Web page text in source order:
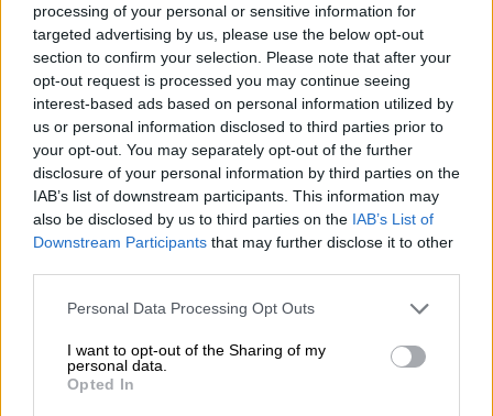
processing of your personal or sensitive information for
targeted advertising by us, please use the below opt-out
section to confirm your selection. Please note that after your
opt-out request is processed you may continue seeing
interest-based ads based on personal information utilized by
us or personal information disclosed to third parties prior to
your opt-out. You may separately opt-out of the further
disclosure of your personal information by third parties on the
IAB’s list of downstream participants. This information may
also be disclosed by us to third parties on the IAB’s List of
Downstream Participants that may further disclose it to other
Please note that this website/app uses one or more Google
not limited to your visit or usage behaviour. You may click to
grant or deny consent to Google and its third-party tags to
use your data for below specified purposes in below Google
Personal Data Processing Opt Outs
I want to opt-out of the Sharing of my
personal data.
Opted In
i_fonissa_2.jpg
Ο θεατρολόγος, ιδρυτής και «ψυχή» της
«Τέχνης», Νικηφόρος Παπανδρέου, μαζί και ο
σκηνοθέτης, Πάνος Δεληνικόπουλος,
εξηγούν πως δεν πρόκειται για μια
«διασκευή», αλλά για αυτούσιο το κείμενο
σπαράγματα του κειμένου. Για τον
σκηνοθέτη, «η Φόνισσα», δεν ηχεί σαν μια
φωνή, αλλά μάλλον σαν χορός, που κατά